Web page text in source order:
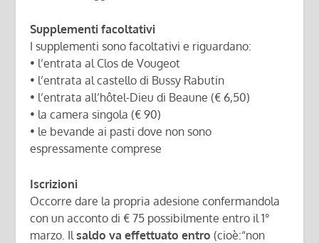
Supplementi facoltativi
I supplementi sono facoltativi e riguardano:
• l’entrata al Clos de Vougeot
• l’entrata al castello di Bussy Rabutin
• l’entrata all’hôtel-Dieu di Beaune (€ 6,50)
• la camera singola (€ 90)
• le bevande ai pasti dove non sono
espressamente comprese
Iscrizioni
Occorre dare la propria adesione confermandola
con un acconto di € 75 possibilmente entro il 1°
marzo. Ilsaldo va effettuato entro(cioè:“non